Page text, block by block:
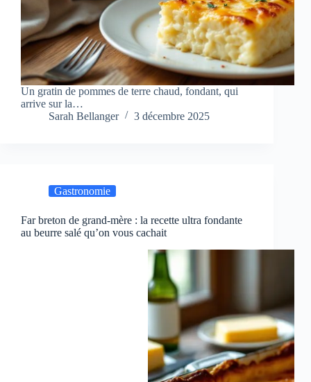
Un gratin de pommes de terre chaud, fondant, qui
arrive sur la…
Sarah Bellanger
3 décembre 2025
Gastronomie
Far breton de grand-mère : la recette ultra fondante
au beurre salé qu’on vous cachait